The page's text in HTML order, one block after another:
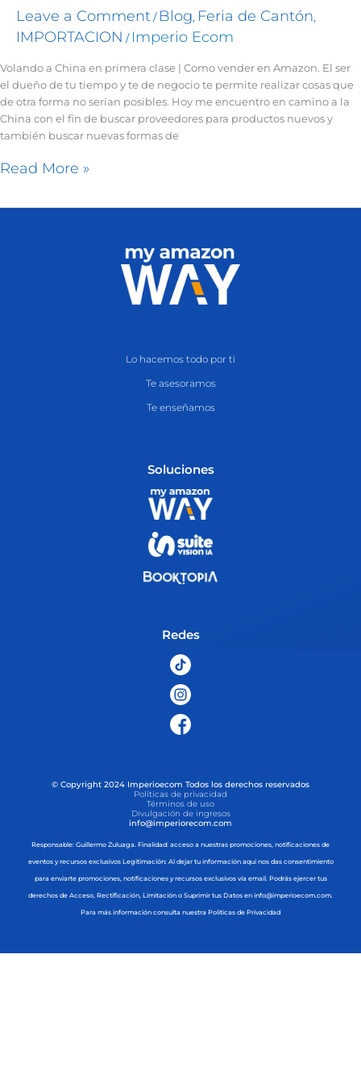
Leave a Comment/ Blog, Feria de Cantón,
IMPORTACION / Imperio Ecom
Volando a China en primera clase | Como vender en Amazon. El ser
el dueño de tu tiempo y te de negocio te permite realizar cosas que
de otra forma no serían posibles. Hoy me encuentro en camino a la
China con el fin de buscar proveedores para productos nuevos y
también buscar nuevas formas de
Read More »
Lo hacemos todo por ti
Te asesoramos
Te enseñamos
Soluciones
Redes
© Copyright 2024 Imperioecom Todos los derechos reservados
Políticas de privacidad
Términos de uso
Divulgación de ingresos
info@imperiorecom.com
Responsable: Guillermo Zuluaga. Finalidad: acceso a nuestras promociones, notificaciones de
eventos y recursos exclusivos Legitimación: Al dejar tu información aquí nos das consentimiento
para enviarte promociones, notificaciones y recursos exclusivos vía email. Podrás ejercer tus
derechos de Acceso, Rectificación, Limitación o Suprimir tus Datos en info@imperioecom.com.
Para más información consulta nuestra Politicas de Privacidad